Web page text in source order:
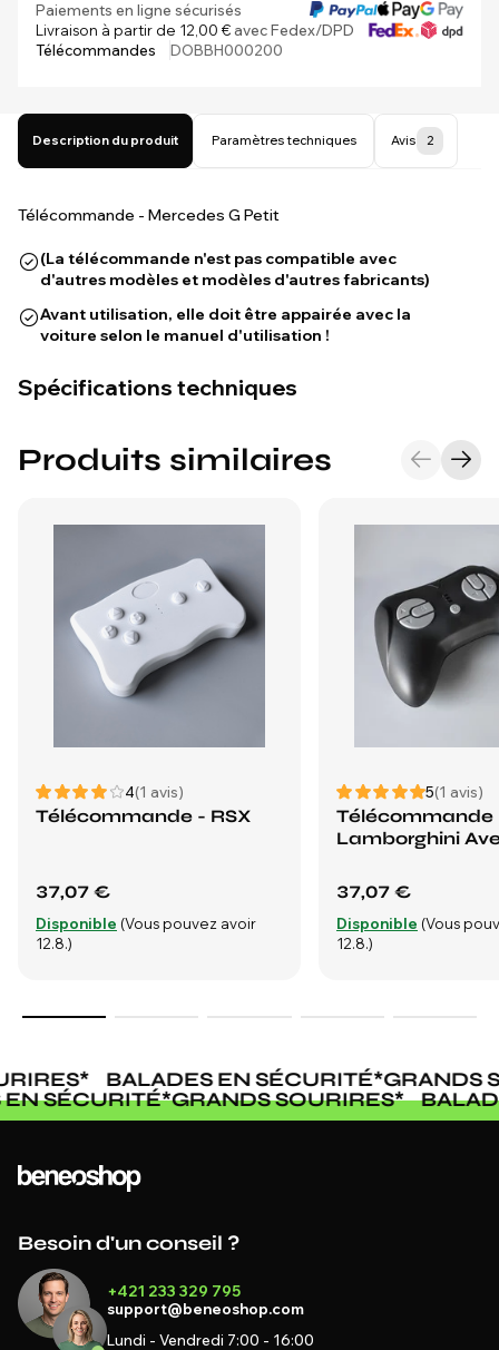
Paiements en ligne sécurisés
Livraison à partir de 12,00 €avec Fedex/DPD
Télécommandes
DOBBH000200
Description du produit Paramètres techniques Avis 2
Télécommande - Mercedes G Petit
(La télécommande n'est pas compatible avec
d'autres modèles et modèles d'autres fabricants)
Avant utilisation, elle doit être appairée avec la
voiture selon le manuel d'utilisation !
Spécifications techniques
Produits similaires
4(1 avis)
Télécommande - RSX
37,07 €
Disponible (Vous pouvez avoir
12.8.)
5(1 avis)
Télécommande
Lamborghini
37,07 €
Disponible (Vous
12.8.)
* BALADES EN SÉCURITÉ*GRANDS
EN SÉCURITÉ*GRANDS SOURIRES*
Besoin d'un conseil ?
+421 233 329 795
support@beneoshop.com
Lundi - Vendredi 7:00 - 16:00